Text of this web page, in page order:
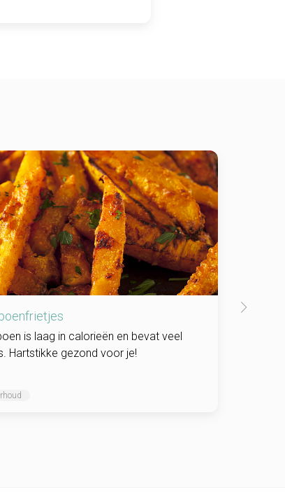
is laag in calorieën en bevat veel
Hartstikke gezond voor je!